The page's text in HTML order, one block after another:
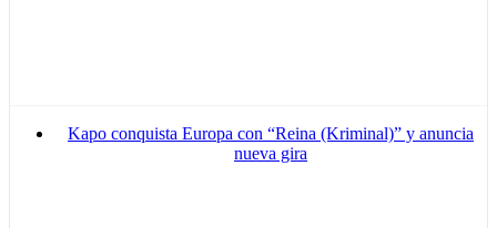
Kapo conquista Europa con “Reina (Kriminal)” y anuncia
nueva gira